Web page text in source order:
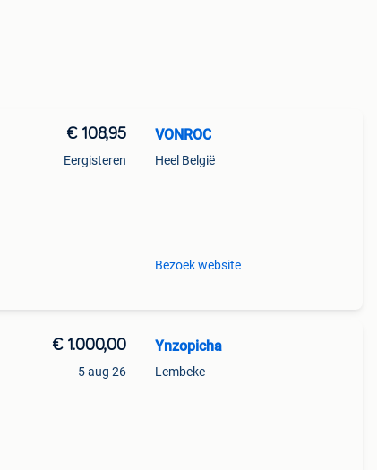
€ 108,95
Eergisteren
VONROC
Heel België
Bezoek website
€ 1.000,00
5 aug 26
Ynzopicha
Lembeke